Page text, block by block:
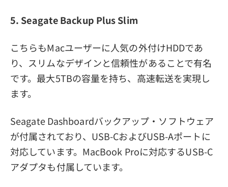
5. Seagate Backup Plus Slim
こちらもMacユーザーに人気の外付けHDDであ
り、スリムなデザインと信頼性があることで有名
です。最大5TBの容量を持ち、高速転送を実現し
ます。
Seagate Dashboardバックアップ・ソフトウェア
が付属されており、USB-CおよびUSB-Aポートに
対応しています。MacBook Proに対応するUSB-C
アダプタも付属しています。